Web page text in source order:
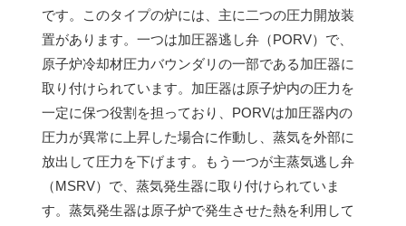
です。このタイプの炉には、主に二つの圧力開放装
置があります。一つは加圧器逃し弁（PORV）で、
原子炉冷却材圧力バウンダリの一部である加圧器に
取り付けられています。加圧器は原子炉内の圧力を
一定に保つ役割を担っており、PORVは加圧器内の
圧力が異常に上昇した場合に作動し、蒸気を外部に
放出して圧力を下げます。もう一つが主蒸気逃し弁
（MSRV）で、蒸気発生器に取り付けられていま
す。蒸気発生器は原子炉で発生させた熱を利用して